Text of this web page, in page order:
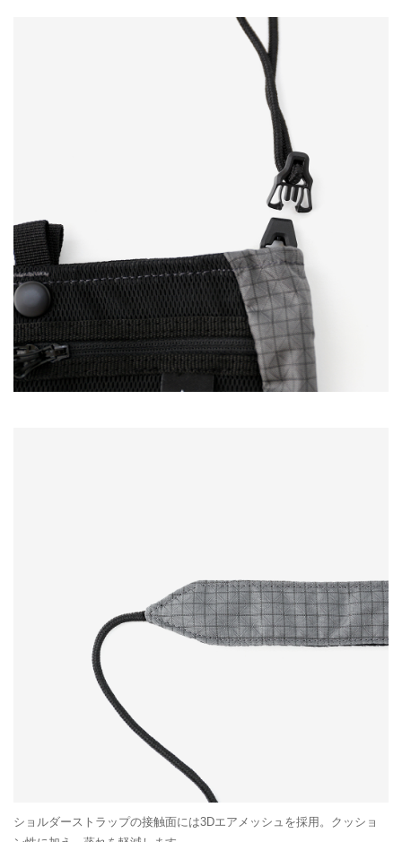
ショルダーストラップの接触面には3Dエアメッシュを採用。クッショ